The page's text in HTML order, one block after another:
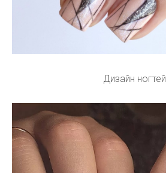
Дизайн ногтей